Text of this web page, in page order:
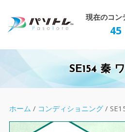
content
現在のコン
45
SE154 秦
ホーム / コンディショニング/